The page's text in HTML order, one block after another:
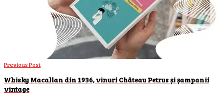
Previous Post
Whisky Macallan din 1936, vinuri Château Petrus și șampanii
vintage